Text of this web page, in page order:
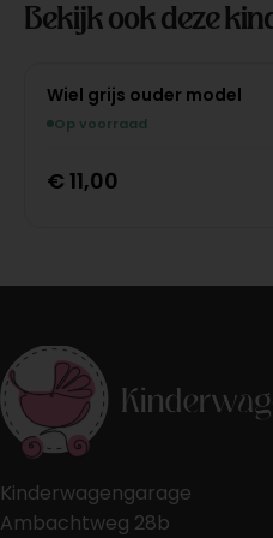
Bekijk ook deze
Wiel grijs ouder model
Op voorraad
€ 11,00
Kinderwagengarage
Ambachtweg 28b